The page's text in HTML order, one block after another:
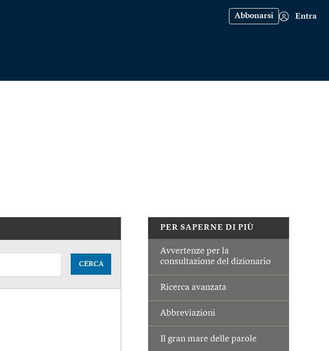
Abbonarsi Entra
PER SAPERNE DI PIÙ
Avvertenze per la
consultazione del dizionario
Ricerca avanzata
Abbreviazioni
Il gran mare delle parole
CERCA